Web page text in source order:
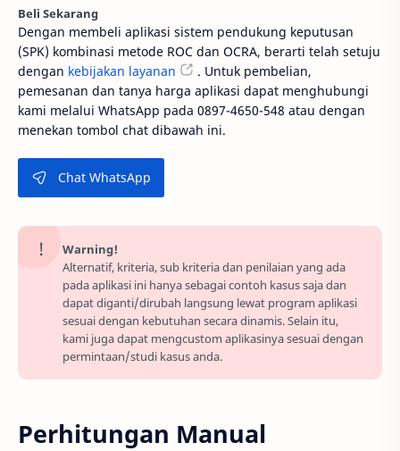
Beli Sekarang
Dengan membeli aplikasi sistem pendukung keputusan
(SPK) kombinasi metode ROC dan OCRA, berarti telah setuju
dengan kebijakan layanan
. Untuk pembelian,
pemesanan dan tanya harga aplikasi dapat menghubungi
kami melalui WhatsApp pada 0897-4650-548 atau dengan
menekan tombol chat dibawah ini.
Chat WhatsApp
Warning!
Alternatif, kriteria, sub kriteria dan penilaian yang ada
pada aplikasi ini hanya sebagai contoh kasus saja dan
dapat diganti/dirubah langsung lewat program aplikasi
sesuai dengan kebutuhan secara dinamis. Selain itu,
kami juga dapat mengcustom aplikasinya sesuai dengan
permintaan/studi kasus anda.
Perhitungan Manual